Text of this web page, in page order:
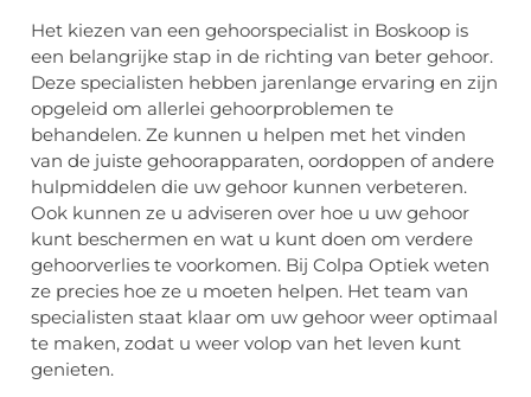
Het kiezen van een gehoorspecialist in Boskoop is
een belangrijke stap in de richting van beter gehoor.
Deze specialisten hebben jarenlange ervaring en zijn
opgeleid om allerlei gehoorproblemen te
behandelen. Ze kunnen u helpen met het vinden
van de juiste gehoorapparaten, oordoppen of andere
hulpmiddelen die uw gehoor kunnen verbeteren.
Ook kunnen ze u adviseren over hoe u uw gehoor
kunt beschermen en wat u kunt doen om verdere
gehoorverlies te voorkomen. Bij Colpa Optiek weten
ze precies hoe ze u moeten helpen. Het team van
specialisten staat klaar om uw gehoor weer optimaal
te maken, zodat u weer volop van het leven kunt
genieten.